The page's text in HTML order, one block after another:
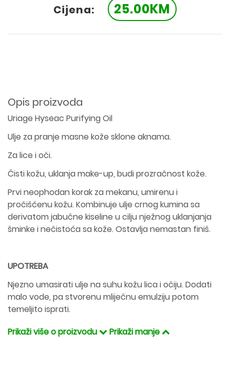
Cijena: 25.00KM
Opis proizvoda
Uriage Hyseac Purifying Oil
Ulje za pranje masne kože sklone aknama.
Za lice i oči.
Čisti kožu, uklanja make-up, budi prozračnost kože.
Prvi neophodan korak za mekanu, umirenu i
pročišćenu kožu. Kombinuje ulje crnog kumina sa
derivatom jabučne kiseline u cilju nježnog uklanjanja
šminke i nečistoća sa kože. Ostavlja nemastan finiš.
UPOTREBA
Njezno umasirati ulje na suhu kožu lica i očiju. Dodati
malo vode, pa stvorenu mliječnu emulziju potom
temeljito isprati.
Prikaži više o proizvodu
Prikaži manje